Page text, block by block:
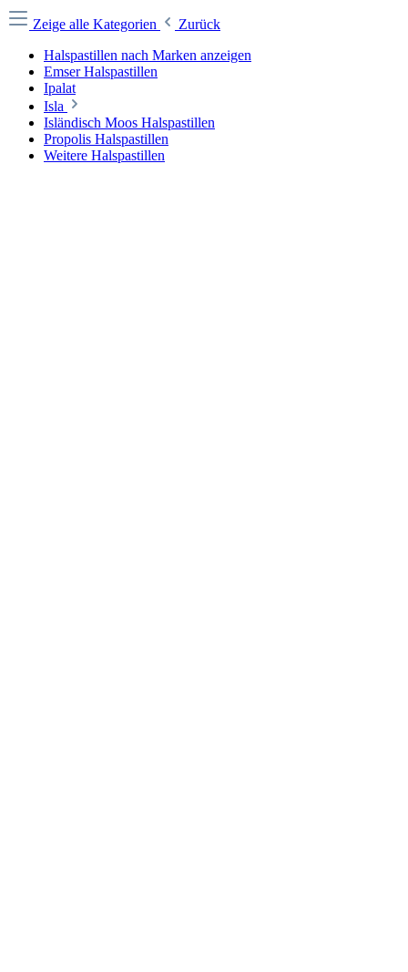
Zeige alle Kategorien
Zurück
Halspastillen nach Marken anzeigen
Emser Halspastillen
Ipalat
Isla
Isländisch Moos Halspastillen
Propolis Halspastillen
Weitere Halspastillen